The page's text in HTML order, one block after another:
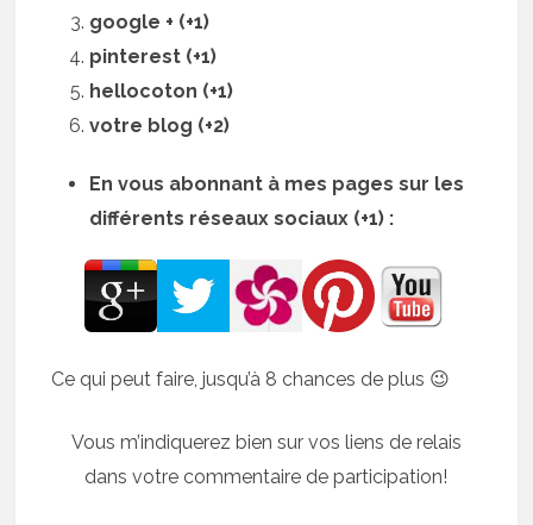
google + (+1)
pinterest (+1)
hellocoton (+1)
votre blog (+2)
En vous abonnant à mes pages sur les
différents réseaux sociaux (+1) :
Ce qui peut faire, jusqu’à 8 chances de plus 😉
Vous m’indiquerez bien sur vos liens de relais
dans votre commentaire de participation!